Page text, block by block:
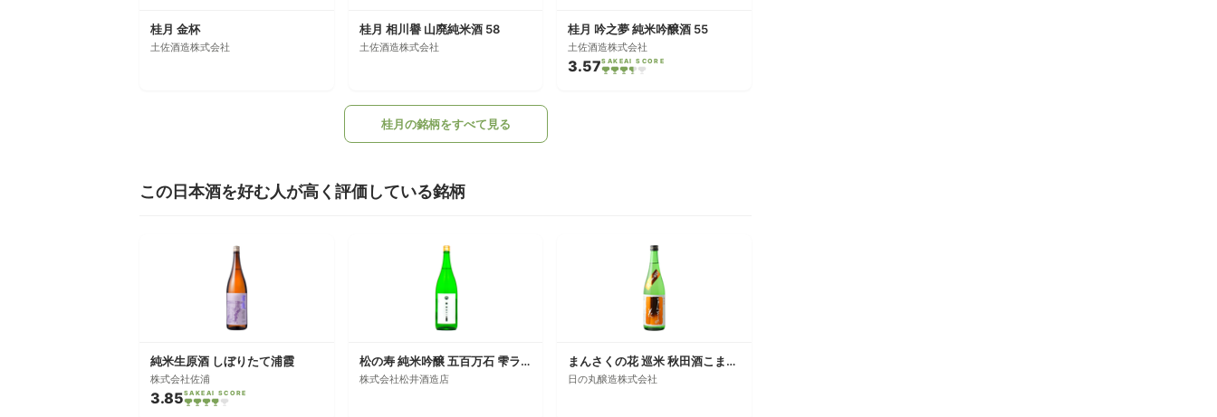
桂月 金杯
土佐酒造株式会社
桂月 相川譽 山廃純米酒 58
土佐酒造株式会社
桂月 吟之夢 純米吟醸酒 55
土佐酒造株式会社
3.57SAKEAI SCORE
桂月の銘柄をすべて見る
この日本酒を好む人が高く評価している銘柄
純米生原酒 しぼりたて浦霞
株式会社佐浦
3.85SAKEAI SCORE
松の寿 純米吟醸 五百万石 雫ラベル 無濾過生原酒
株式会社松井酒造店
まんさくの花 巡米 秋田酒こまち70
日の丸醸造株式会社